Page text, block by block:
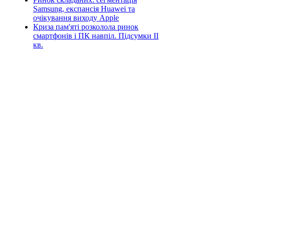
Samsung, експансія Huawei та
очікування виходу Apple
Криза пам'яті розколола ринок
смартфонів і ПК навпіл. Підсумки ІІ
кв.